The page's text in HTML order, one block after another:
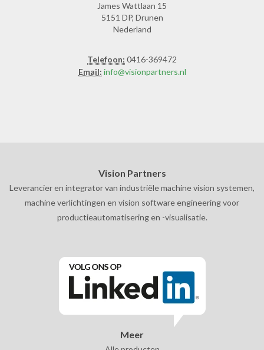
James Wattlaan 15
5151 DP, Drunen
Nederland
Telefoon: 0416-369472
Email: info@visionpartners.nl
Vision Partners
Leverancier en integrator van industriële machine vision systemen,
machine verlichtingen en vision software engineering voor
productieautomatisering en -visualisatie.
Meer